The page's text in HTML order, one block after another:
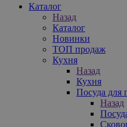
Каталог
Назад
Каталог
Новинки
ТОП продаж
Кухня
Назад
Кухня
Посуда для
Назад